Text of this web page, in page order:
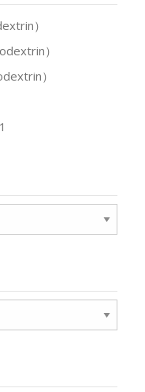
）
）
）